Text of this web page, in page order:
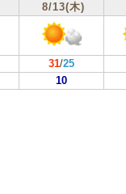
8/13(木)
31/25
10